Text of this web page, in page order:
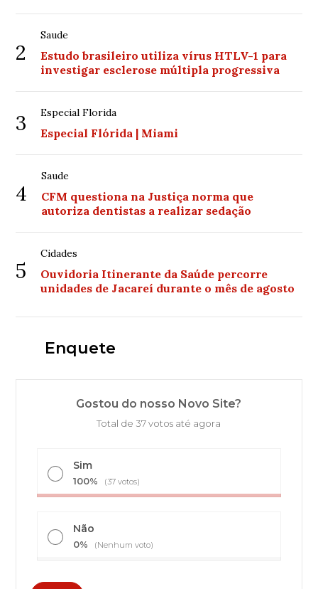
2
Saude
Estudo brasileiro utiliza vírus HTLV-1 para
investigar esclerose múltipla progressiva
3 Especial Florida
Especial Flórida | Miami
4
Saude
CFM questiona na Justiça norma que
autoriza dentistas a realizar sedação
5
Cidades
Ouvidoria Itinerante da Saúde percorre
unidades de Jacareí durante o mês de agosto
Enquete
Gostou do nosso Novo Site?
Total de 37 votos até agora
Sim
100% (37 votos)
Não
0% (Nenhum voto)